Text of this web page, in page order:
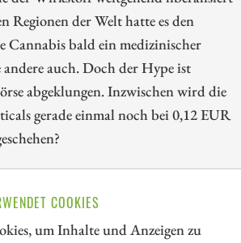
COOKIES
um Inhalte und Anzeigen zu
Regionen der Welt hatte es den
Cannabis bald ein medizinischer
auch. Doch der Hype ist
abgeklungen. Inzwischen wird die
gerade einmal noch bei 0,12 EUR